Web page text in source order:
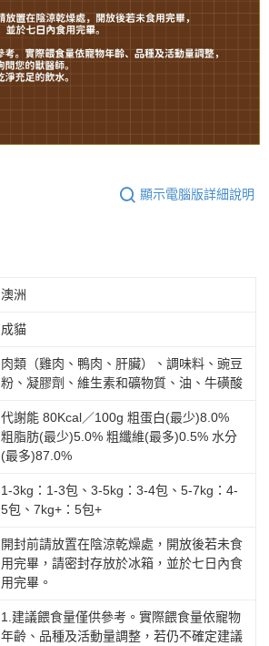
顯示電腦版詳細說明
澳洲
成貓
肉類（雞肉、鴨肉、肝臟）、調味料、豌豆
粉、凝膠劑、維生素和礦物質、油、牛磺酸
代謝能 80Kcal／100g 粗蛋白(最少)8.0%
粗脂肪(最少)5.0% 粗纖維(最多)0.5% 水分
(最多)87.0%
1-3kg：1-3包、3-5kg：3-4包、5-7kg：4-
5包、7kg+：5包+
開封前請放置在陰涼乾燥處，開放後若未食
用完畢，請密封存放於冰箱，並於七日內食
用完畢。
1.建議餵食量僅供參考。實際餵食量依寵物
年齡、品種及活動量調整，若仍不確定建議